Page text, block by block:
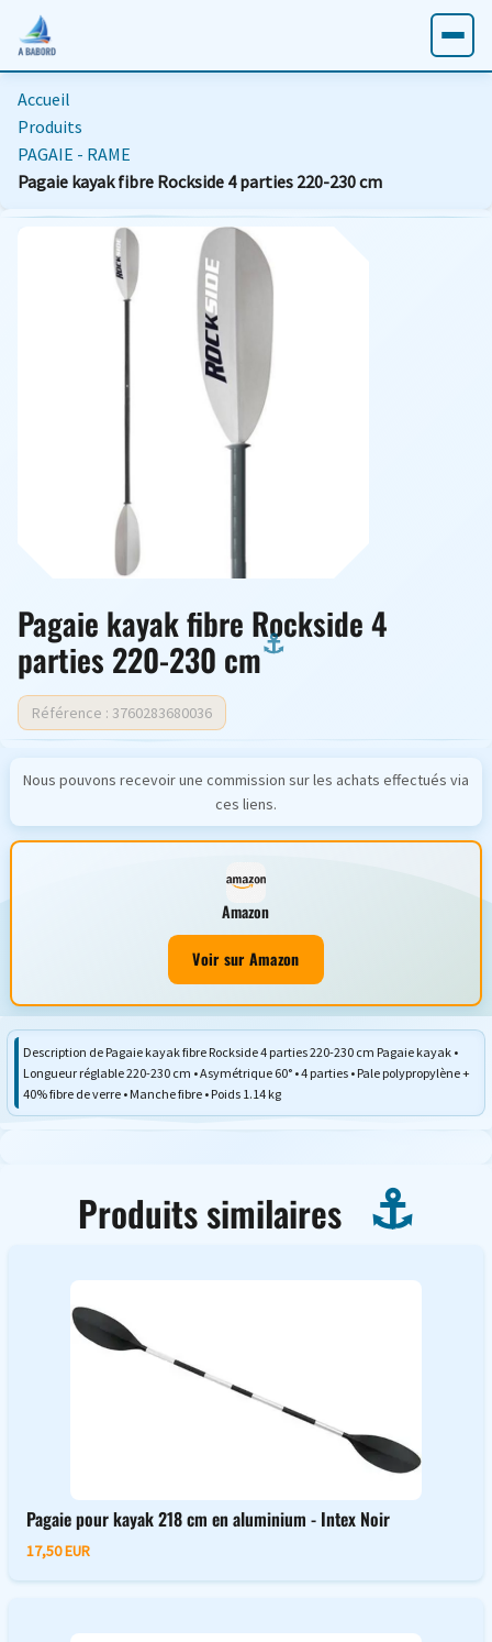
Accueil
Produits
PAGAIE - RAME
Pagaie kayak fibre Rockside 4 parties 220-230 cm
Pagaie kayak fibre Rockside 4
parties 220-230 cm
Référence : 3760283680036
Nous pouvons recevoir une commission sur les achats effectués via
ces liens.
Amazon
Voir sur Amazon
Description de Pagaie kayak fibre Rockside 4 parties 220-230 cm Pagaie kayak •
Longueur réglable 220-230 cm • Asymétrique 60° • 4 parties • Pale polypropylène +
40% fibre de verre • Manche fibre • Poids 1.14 kg
Produits similaires
Pagaie pour kayak 218 cm en aluminium - Intex Noir
17,50 EUR